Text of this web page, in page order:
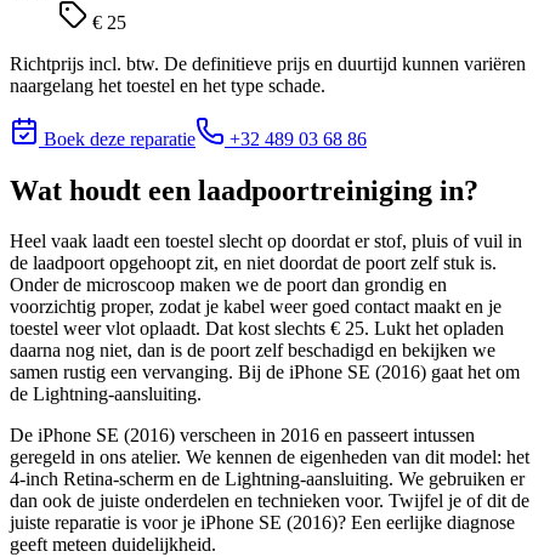
€ 25
Richtprijs incl. btw. De definitieve prijs en duurtijd kunnen variëren
naargelang het toestel en het type schade.
Boek deze reparatie +32 489 03 68 86
Wat houdt een laadpoortreiniging in?
Heel vaak laadt een toestel slecht op doordat er stof, pluis of vuil in
de laadpoort opgehoopt zit, en niet doordat de poort zelf stuk is.
Onder de microscoop maken we de poort dan grondig en
voorzichtig proper, zodat je kabel weer goed contact maakt en je
toestel weer vlot oplaadt. Dat kost slechts € 25. Lukt het opladen
daarna nog niet, dan is de poort zelf beschadigd en bekijken we
samen rustig een vervanging. Bij de iPhone SE (2016) gaat het om
de Lightning-aansluiting.
De iPhone SE (2016) verscheen in 2016 en passeert intussen
geregeld in ons atelier. We kennen de eigenheden van dit model: het
4-inch Retina-scherm en de Lightning-aansluiting. We gebruiken er
dan ook de juiste onderdelen en technieken voor. Twijfel je of dit de
juiste reparatie is voor je iPhone SE (2016)? Een eerlijke diagnose
geeft meteen duidelijkheid.